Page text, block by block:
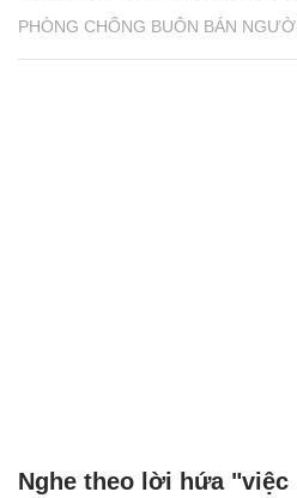
PHÒNG CHỐNG BUÔN BÁN
Nghe theo lời hứa "việc